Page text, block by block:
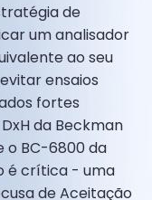
de
um analisador
ao seu
ensaios
fortes
da Beckman
o BC-6800 da
é crítica - uma
de Aceitação